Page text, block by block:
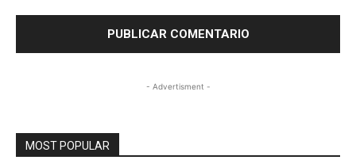
- Advertisment -
MOST POPULAR